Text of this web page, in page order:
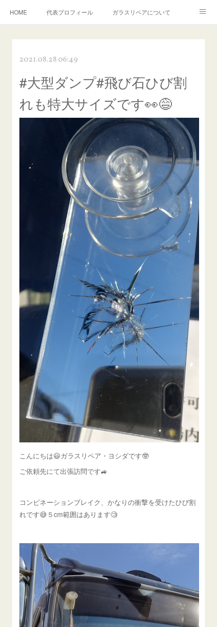
HOME 代表プロフィール ガラスリペアについて
飛び石施工料金について
当店へのアクセス 建築ガラスキズ取り・研磨・磨き
【プロ使用】フッ素系ガラストリートメント『アクアペル』
当店の良心的価格の理由について
欧州車モールの白サビやシミを落とす！
instagram記事 ガラスリペア施工価格
飛び石ひび割れでヒビ先が伸びた場合は？
2021.08.28 06:49
#大型ダンプ#飛び石ひび割
れも特大サイズです👀😅
こんにちは😃ガラスリペア・ヨシダです🤓
ご依頼先にて出張訪問です🚙
コンビネーションブレイク、かなりの衝撃を受けたひび割
れです😅５cm範囲はあります🧐